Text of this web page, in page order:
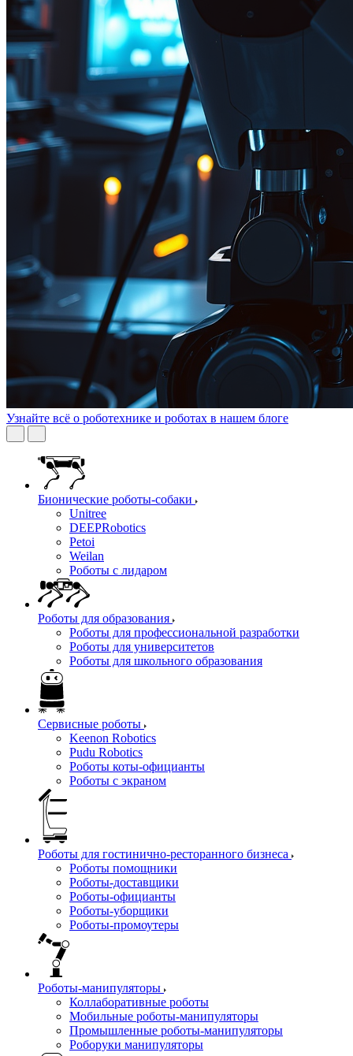
Узнайте всё о роботехнике и роботах в нашем блоге
Бионические роботы-собаки
Unitree
DEEPRobotics
Petoi
Weilan
Роботы с лидаром
Роботы для образования
Роботы для профессиональной разработки
Роботы для университетов
Роботы для школьного образования
Сервисные роботы
Keenon Robotics
Pudu Robotics
Роботы коты-официанты
Роботы с экраном
Роботы для гостинично-ресторанного бизнеса
Роботы помощники
Роботы-доставщики
Роботы-официанты
Роботы-уборщики
Роботы-промоутеры
Роботы-манипуляторы
Коллаборативные роботы
Мобильные роботы-манипуляторы
Промышленные роботы-манипуляторы
Роборуки манипуляторы